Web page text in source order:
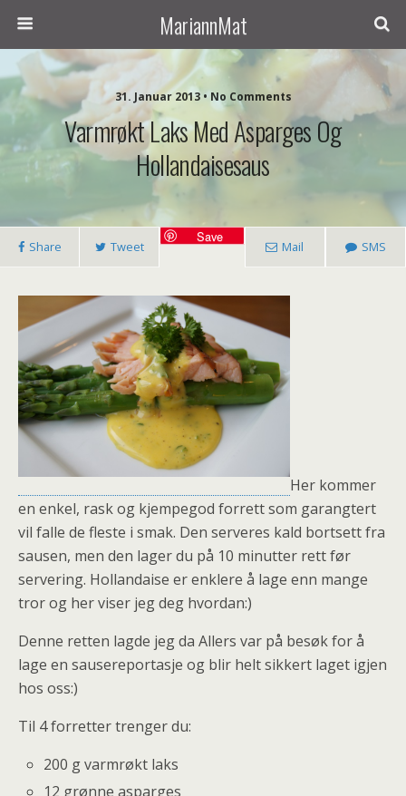
MariannMat
31. Januar 2013 • No Comments
Varmrøkt Laks Med Asparges Og
Hollandaisesaus
Share Tweet
Save
Mail SMS
Her kommer
en enkel, rask og kjempegod forrett som garangtert
vil falle de fleste i smak. Den serveres kald bortsett fra
sausen, men den lager du på 10 minutter rett før
servering. Hollandaise er enklere å lage enn mange
tror og her viser jeg deg hvordan:)
Denne retten lagde jeg da Allers var på besøk for å
lage en sausereportasje og blir helt sikkert laget igjen
hos oss:)
Til 4 forretter trenger du:
200 g varmrøkt laks
12 grønne asparges